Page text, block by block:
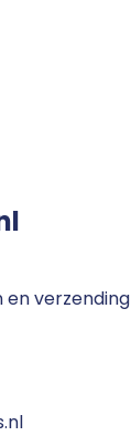
en verzending